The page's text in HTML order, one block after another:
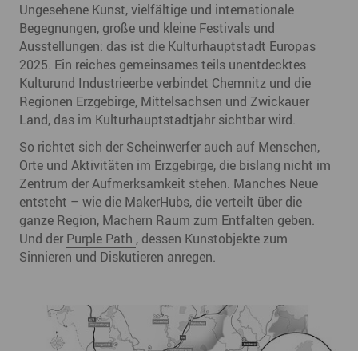
Ungesehene Kunst, vielfältige und internationale
Begegnungen, große und kleine Festivals und
Ausstellungen: das ist die Kulturhauptstadt Europas
2025. Ein reiches gemeinsames teils unentdecktes
Kulturund Industrieerbe verbindet Chemnitz und die
Regionen Erzgebirge, Mittelsachsen und Zwickauer
Land, das im Kulturhauptstadtjahr sichtbar wird.
So richtet sich der Scheinwerfer auch auf Menschen,
Orte und Aktivitäten im Erzgebirge, die bislang nicht im
Zentrum der Aufmerksamkeit stehen. Manches Neue
entsteht – wie die MakerHubs, die verteilt über die
ganze Region, Machern Raum zum Entfalten geben.
Und der Purple Path , dessen Kunstobjekte zum
Sinnieren und Diskutieren anregen.